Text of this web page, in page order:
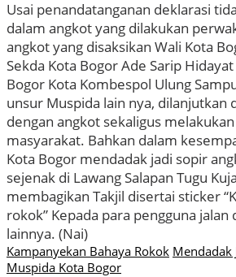
Usai penandatanganan deklarasi
dalam angkot yang dilakukan
angkot yang disaksikan Wali Kota
Sekda Kota Bogor Ade Sarip
Bogor Kota Kombespol Ulung
unsur Muspida lain nya, dilanjutkan
dengan angkot sekaligus
masyarakat. Bahkan dalam
Kota Bogor mendadak jadi sopir
sejenak di Lawang Salapan Tugu
membagikan Takjil disertai sticker
rokok” Kepada para pengguna jalan
lainnya. (Nai)
Kampanyekan Bahaya Rokok Mendadak
Muspida Kota Bogor